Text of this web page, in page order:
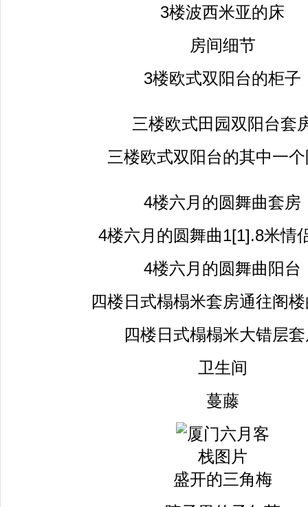
3楼波西米亚的床
房间细节
3楼欧式双阳台的柜子
三楼欧式田园双阳台套
三楼欧式双阳台的其中一
4楼六月的圆舞曲套房
4楼六月的圆舞曲1[1].8米情
4楼六月的圆舞曲阳台
四楼日式榻榻米套房通往阁
四楼日式榻榻米大错层
卫生间
蔓藤
盛开的三角梅